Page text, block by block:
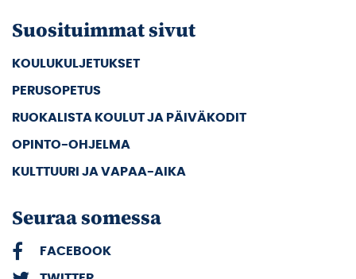
Suosituimmat sivut
KOULUKULJETUKSET
PERUSOPETUS
RUOKALISTA KOULUT JA PÄIVÄKODIT
OPINTO-OHJELMA
KULTTUURI JA VAPAA-AIKA
Seuraa somessa
FACEBOOK